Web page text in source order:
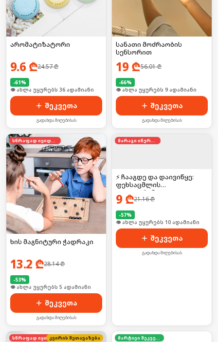
არომატიზატორი
9.6 ₾24.57₾
-61%
🛒 ბოლო 24სთ-ში იყიდა 48-მა
შეკვეთა
გადახდა მიღებისას
სანათი მოძრაობის
სენსორით
19 ₾56.01₾
-66%
🛒 ბოლო 24სთ-ში იყიდა 14-მა
შეკვეთა
გადახდა მიღებისას
სწრაფად იყიდება
ხის მაგნიტური ჭადრაკი
13.2 ₾28.14₾
-53%
🛒 ბოლო 24სთ-ში იყიდა 53-მა
შეკვეთა
გადახდა მიღებისას
მარაგი იწურება
⚡ ჩააგდე და დაივიწყე:
ფეხსაცმლის
დეოდორანტი
9 ₾21.16₾
-57%
🛒 ბოლო 24სთ-ში იყიდა 17-მა
შეკვეთა
გადახდა მიღებისას
სწრაფად იყიდება
კვირის შეთავაზება მარტივი შეკვეთა